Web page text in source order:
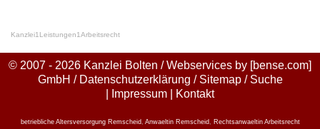
Kanzlei1 Leistungen1Arbeitsrecht
© 2007 - 2026 Kanzlei Bolten / Webservices by [bense.com]
GmbH / Datenschutzerklärung / Sitemap/ Suche
Impressum Kontakt
betriebliche Altersversorgung Remscheid Anwaeltin Remscheid Rechtsanwaeltin Arbeitsrecht